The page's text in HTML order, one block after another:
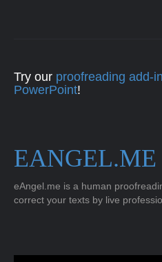
Try our proofreading add-
PowerPoint!
EANGEL.ME
eAngel.me is a human
correct your texts by live